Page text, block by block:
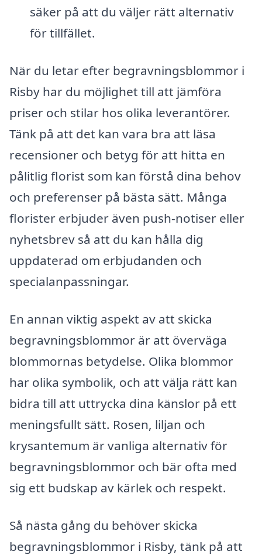
säker på att du väljer rätt alternativ
för tillfället.
När du letar efter begravningsblommor i
Risby har du möjlighet till att jämföra
priser och stilar hos olika leverantörer.
Tänk på att det kan vara bra att läsa
recensioner och betyg för att hitta en
pålitlig florist som kan förstå dina behov
och preferenser på bästa sätt. Många
florister erbjuder även push-notiser eller
nyhetsbrev så att du kan hålla dig
uppdaterad om erbjudanden och
specialanpassningar.
En annan viktig aspekt av att skicka
begravningsblommor är att överväga
blommornas betydelse. Olika blommor
har olika symbolik, och att välja rätt kan
bidra till att uttrycka dina känslor på ett
meningsfullt sätt. Rosen, liljan och
krysantemum är vanliga alternativ för
begravningsblommor och bär ofta med
sig ett budskap av kärlek och respekt.
Så nästa gång du behöver skicka
begravningsblommor i Risby, tänk på att